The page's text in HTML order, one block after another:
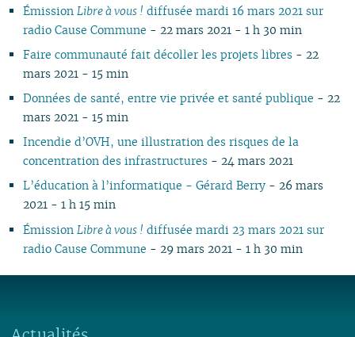
Émission Libre à vous ! diffusée mardi 16 mars 2021 sur
radio Cause Commune - 22 mars 2021 - 1 h 30 min
Faire communauté fait décoller les projets libres- 22
mars 2021 - 15 min
Données de santé, entre vie privée et santé publique - 22
mars 2021 - 15 min
Incendie d’OVH, une illustration des risques de la
concentration des infrastructures- 24 mars 2021
L’éducation à l’informatique - Gérard Berry- 26 mars
2021 - 1 h 15 min
Émission Libre à vous ! diffusée mardi 23 mars 2021 sur
radio Cause Commune - 29 mars 2021 - 1 h 30 min